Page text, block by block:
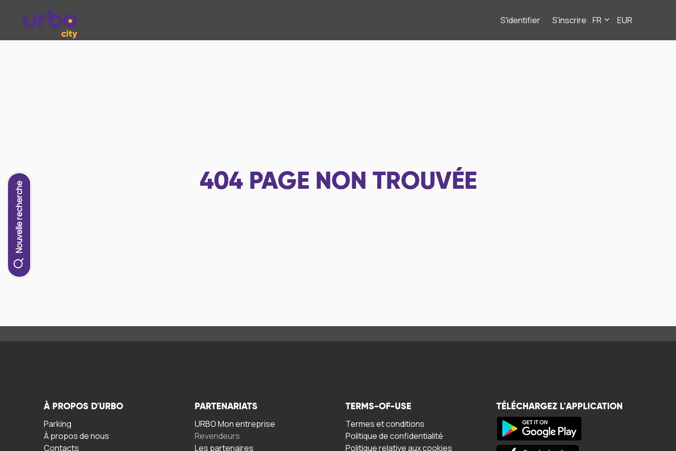
S'identifier S'inscrire FR EUR
Nouvelle recherche 404 PAGE NON TROUVÉE
À PROPOS D'URBO
Parking
À propos de nous
Contacts
PARTENARIATS
URBO Mon entreprise
Revendeurs
Les partenaires
TERMS-OF-USE
Termes et conditions
Politique de confidentialité
Politique relative aux cookies
TÉLÉCHARGEZ L'APPLICATION